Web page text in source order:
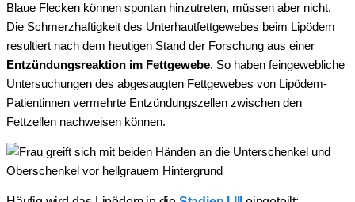
Blaue Flecken können spontan hinzutreten, müssen aber nicht.
Die Schmerzhaftigkeit des Unterhautfettgewebes beim Lipödem
resultiert nach dem heutigen Stand der Forschung aus einer
Entzündungsreaktion im Fettgewebe. So haben feingewebliche
Untersuchungen des abgesaugten Fettgewebes von Lipödem-
Patientinnen vermehrte Entzündungszellen zwischen den
Fettzellen nachweisen können.